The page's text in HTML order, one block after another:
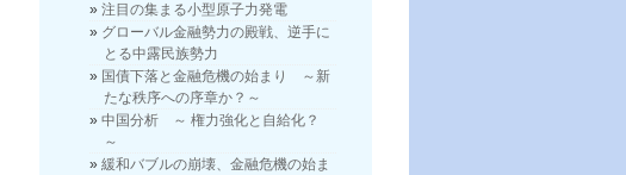
注目の集まる小型原子力発電
グローバル金融勢力の殿戦、逆手に
とる中露民族勢力
国債下落と金融危機の始まり ～新
たな秩序への序章か？～
中国分析 ～ 権力強化と自給化？
～
緩和バブルの崩壊、金融危機の始ま